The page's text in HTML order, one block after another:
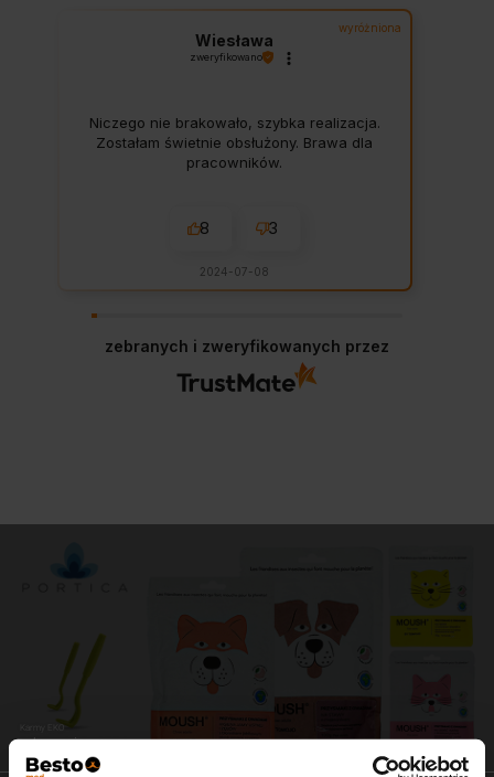
wyróżniona
Wiesława
zweryfikowano
Niczego nie brakowało, szybka realizacja.
Zostałam świetnie obsłużony. Brawa dla
pracowników.
8 3
2024-07-08
zebranych i zweryfikowanych przez
Karmy EKO
zdrowe i pyszne